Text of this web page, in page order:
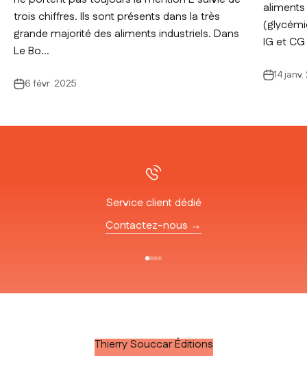
trois chiffres. Ils sont présents dans la très
grande majorité des aliments industriels. Dans
Le Bo...
6 févr. 2025
IG et
14
Service client dédié
Contactez-nous →
Thierry Souccar Éditions